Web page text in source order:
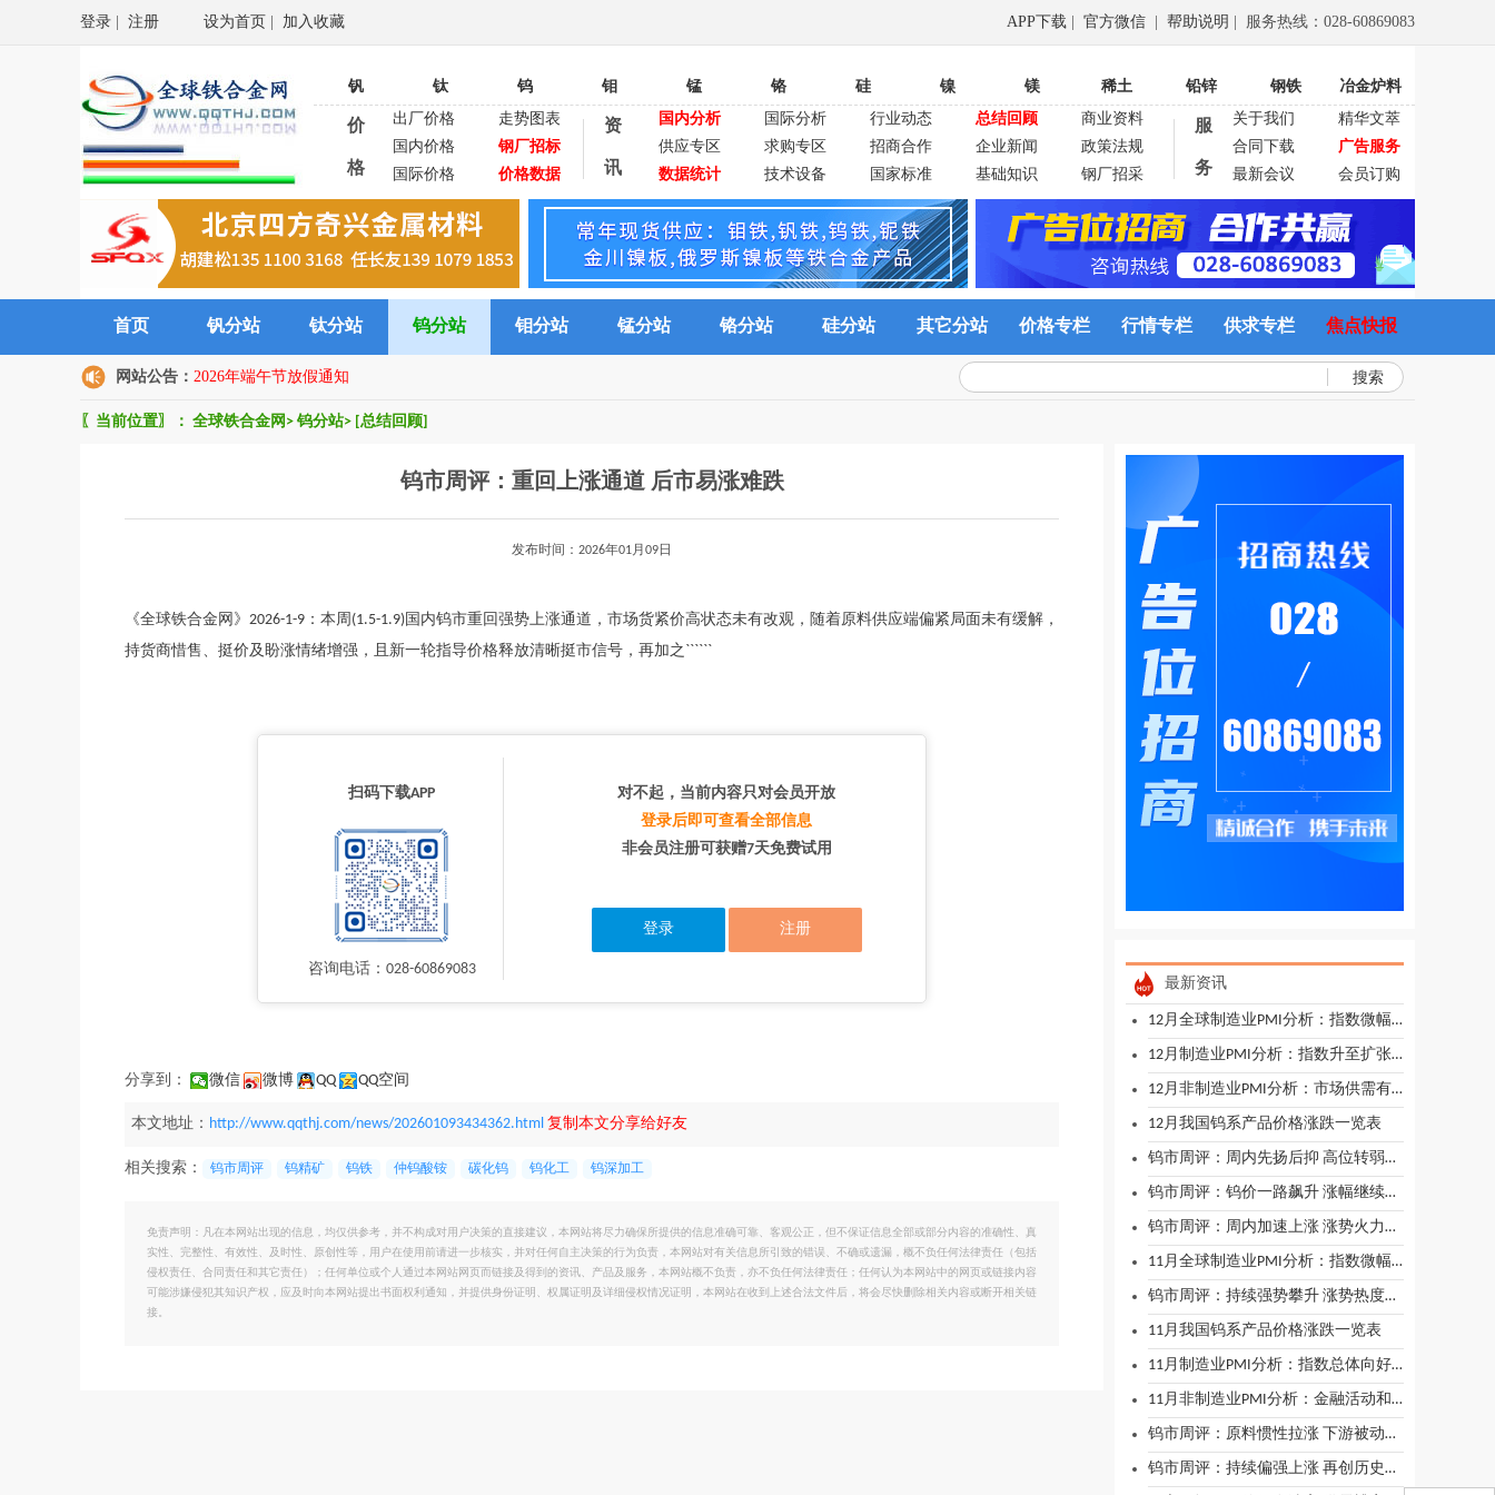
登录 注册 设为首页 加入收藏 APP下载 官方微信 帮助说明 | 服务热线：028-60869083
钒 钛 钨 钼 锰 铬 硅 镍 镁 稀土 铅锌 钢铁 冶金炉料
价
格
出厂价格
走势图表
国内价格
钢厂招标
国际价格
价格数据
资
讯
国内分析 国际分析 行业动态 总结回顾
商业资料
供应专区
求购专区 招商合作 企业新闻
政策法规
数据统计
技术设备 国家标准 基础知识 钢厂招采
服
务
关于我们
精华文萃
合同下载
广告服务
最新会议
会员订购
首页 钒分站 钛分站 钨分站 钼分站 锰分站 铬分站 硅分站 其它分站 价格专栏 行情专栏 供求专栏 焦点快报
网站公告： 2026年端午节放假通知 搜索
〖当前位置〗： 全球铁合金网 > 钨分站> [总结回顾]
钨市周评：重回上涨通道 后市易涨难跌
发布时间：2026年01月09日
《全球铁合金网》2026-1-9：本周(1.5-1.9)国内钨市重回强势上涨通道，市场货紧价高状态未有改观，随着原料供应端偏紧局面未有缓解，
持货商惜售、挺价及盼涨情绪增强，且新一轮指导价格释放清晰挺市信号，再加之``````
扫码下载APP
咨询电话：028-60869083
对不起，当前内容只对会员开放
登录后即可查看全部信息
非会员注册可获赠7天免费试用
登录 注册
分享到： 微信 微博 QQ QQ空间
本文地址： http://www.qqthj.com/news/202601093434362.html 复制本文分享给好友
相关搜索： 钨市周评 钨精矿 钨铁 仲钨酸铵 碳化钨 钨化工 钨深加工
免责声明：凡在本网站出现的信息，均仅供参考，并不构成对用户决策的直接建议，本网站将尽力确保所提供的信息准确可靠、客观公正，但不保证信息全部或部分内容的准确性、真
实性、完整性、有效性、及时性、原创性等，用户在使用前请进一步核实，并对任何自主决策的行为负责，本网站对有关信息所引致的错误、不确或遗漏，概不负任何法律责任（包括
侵权责任、合同责任和其它责任）；任何单位或个人通过本网站网页而链接及得到的资讯、产品及服务，本网站概不负责，亦不负任何法律责任；任何认为本网站中的网页或链接内容
可能涉嫌侵犯其知识产权，应及时向本网站提出书面权利通知，并提供身份证明、权属证明及详细侵权情况证明，本网站在收到上述合法文件后，将会尽快删除相关内容或断开相关链
接。
最新资讯
12月全球制造业PMI分析：指数微幅下降 全球经济基本平稳
12月制造业PMI分析：指数升至扩张区间 制造业回升向好
12月非制造业PMI分析：市场供需有所趋升 企业预期持续向好
12月我国钨系产品价格涨跌一览表
钨市周评：周内先扬后抑 高位转弱回落
钨市周评：钨价一路飙升 涨幅继续扩大
钨市周评：周内加速上涨 涨势火力全开
11月全球制造业PMI分析：指数微幅下降 全球经济恢复力度稍有减弱
钨市周评：持续强势攀升 涨势热度不减
11月我国钨系产品价格涨跌一览表
11月制造业PMI分析：指数总体向好 制造业稳中有升
11月非制造业PMI分析：金融活动和新动能表现良好 企业预期保持乐观
钨市周评：原料惯性拉涨 下游被动跟涨
钨市周评：持续偏强上涨 再创历史新高